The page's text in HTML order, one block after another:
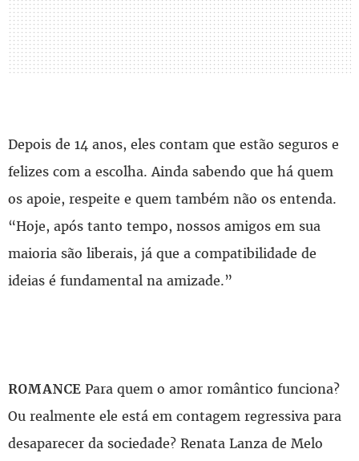
Depois de 14 anos, eles contam que estão seguros e
felizes com a escolha. Ainda sabendo que há quem
os apoie, respeite e quem também não os entenda.
“Hoje, após tanto tempo, nossos amigos em sua
maioria são liberais, já que a compatibilidade de
ideias é fundamental na amizade.”
ROMANCE Para quem o amor romântico funciona?
Ou realmente ele está em contagem regressiva para
desaparecer da sociedade? Renata Lanza de Melo